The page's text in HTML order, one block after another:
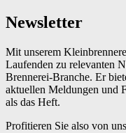
Newsletter
Mit unserem
Laufenden zu relevanten
Brennerei-Branche. Er
aktuellen Meldungen und
als das Heft.
Profitieren Sie also von